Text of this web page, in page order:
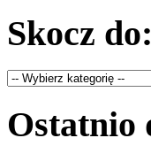
Skocz do:
Ostatnio